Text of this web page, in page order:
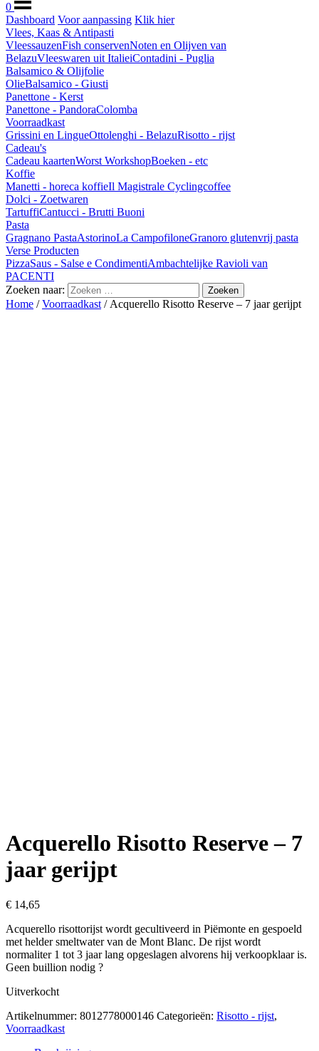
0
Dashboard Voor aanpassing Klik hier
Vlees, Kaas & Antipasti
VleessauzenFish conservenNoten en Olijven van
BelazuVleeswaren uit ItalieiContadini - Puglia
Balsamico & Olijfolie
OlieBalsamico - Giusti
Panettone - Kerst
Panettone - PandoraColomba
Voorraadkast
Grissini en LingueOttolenghi - BelazuRisotto - rijst
Cadeau's
Cadeau kaartenWorst WorkshopBoeken - etc
Koffie
Manetti - horeca koffieIl Magistrale Cyclingcoffee
Dolci - Zoetwaren
TartuffiCantucci - Brutti Buoni
Pasta
Gragnano PastaAstorinoLa CampofiloneGranoro glutenvrij pasta
Verse Producten
PizzaSaus - Salse e CondimentiAmbachtelijke Ravioli van
PACENTI
Zoeken naar:
Home /Voorraadkast / Acquerello Risotto Reserve – 7 jaar gerijpt
Acquerello Risotto Reserve – 7
jaar gerijpt
€ 14,65
Acquerello risottorijst wordt gecultiveerd in Piëmonte en gespoeld
met helder smeltwater van de Mont Blanc. De rijst wordt
normaliter 1 tot 3 jaar lang opgeslagen alvorens hij verkoopklaar is.
Geen buillion nodig ?
Uitverkocht
Artikelnummer: 8012778000146 Categorieën: Risotto - rijst,
Voorraadkast